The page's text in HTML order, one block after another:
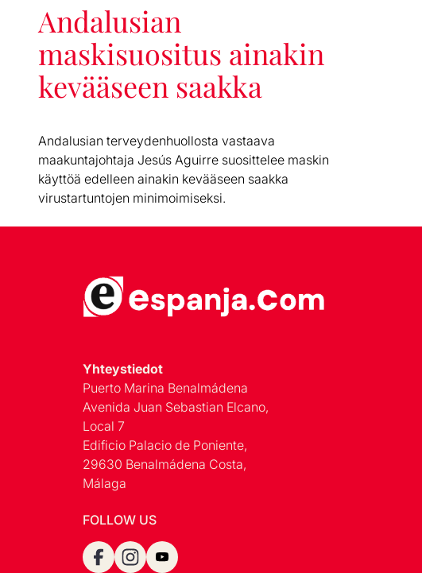
Andalusian
maskisuositus ainakin
kevääseen saakka
Andalusian terveydenhuollosta vastaava
maakuntajohtaja Jesús Aguirre suosittelee maskin
käyttöä edelleen ainakin kevääseen saakka
virustartuntojen minimoimiseksi.
Yhteystiedot
Puerto Marina Benalmádena
Avenida Juan Sebastian Elcano,
Local 7
Edificio Palacio de Poniente,
29630 Benalmádena Costa,
Málaga
FOLLOW US